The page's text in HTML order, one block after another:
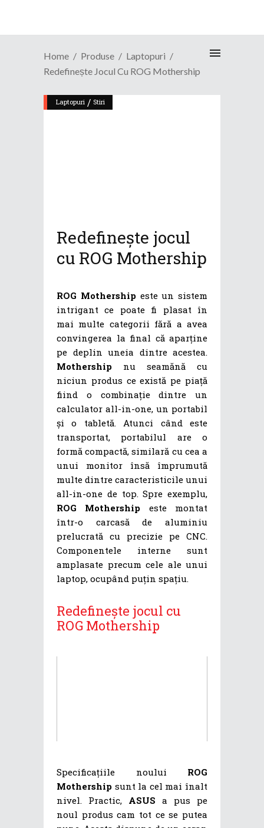
Home Produse
Laptopuri
Redefinește Jocul Cu ROG Mothership
Laptopuri / Stiri
Redefinește jocul
cu ROG Mothership
ROG Mothershipeste un sistem
intrigant ce poate fi plasat în
mai multe categorii fără a avea
convingerea la final că aparține
pe deplin uneia dintre acestea.
Mothership nu seamănă cu
niciun produs ce există pe piață
fiind o combinație dintre un
calculator all-in-one, un portabil
și o tabletă. Atunci când este
transportat, portabilul are o
formă compactă, similară cu cea a
unui monitor însă împrumută
multe dintre caracteristicile unui
all-in-one de top. Spre exemplu,
ROG Mothership este montat
într-o carcasă de aluminiu
prelucrată cu precizie pe CNC.
Componentele interne sunt
amplasate precum cele ale unui
laptop, ocupând puțin spațiu.
Redefinește jocul cu
ROG Mothership
Specificațiile noului ROG
Mothership sunt la cel mai înalt
nivel. Practic, ASUS a pus pe
noul produs cam tot ce se putea